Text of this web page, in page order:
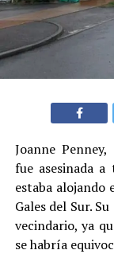
Joanne
fue asesinada
estaba alojando
Gales del Sur.
vecindario, ya
se habría